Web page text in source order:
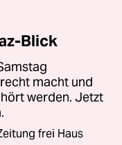
Blick
macht und
werden. Jetzt
frei Haus